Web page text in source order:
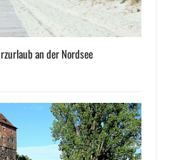
an der Nordsee